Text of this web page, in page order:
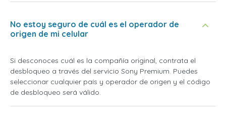
No estoy seguro de cuál es el operador de
origen de mi celular
Si desconoces cuál es la compañía original, contrata el
desbloqueo a través del servicio Sony Premium. Puedes
seleccionar cualquier país y operador de origen y el código
de desbloqueo será válido.